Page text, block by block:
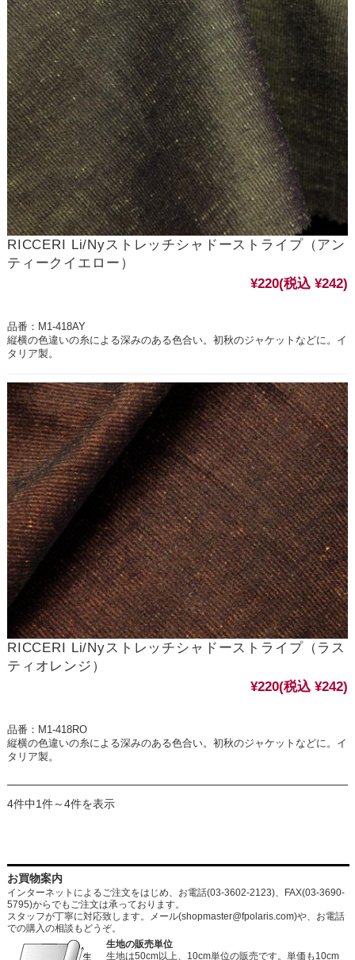
RICCERI Li/Nyストレッチシャドーストライプ（アン
ティークイエロー）
¥220(税込 ¥242)
品番：M1-418AY
縦横の色違いの糸による深みのある色合い。初秋のジャケットなどに。イ
タリア製。
RICCERI Li/Nyストレッチシャドーストライプ（ラス
ティオレンジ）
¥220(税込 ¥242)
品番：M1-418RO
縦横の色違いの糸による深みのある色合い。初秋のジャケットなどに。イ
タリア製。
4件中1件～4件を表示
お買物案内
インターネットによるご注文をはじめ、お電話(03-3602-2123)、FAX(03-3690-
5795)からでもご注文は承っております。
スタッフが丁寧に対応致します。メール(shopmaster@fpolaris.com)や、お電話
での購入の相談もどうぞ。
生地の販売単位
生地は50cm以上、10cm単位の販売です。単価も10cm